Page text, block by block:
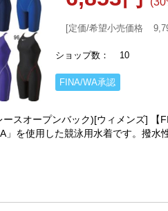
定価/希望小売価格
ショップ数 10
FINA/WA承認
スオープンバック)[ウィメンズ] 【
A」を使用した競泳用水着です。撥